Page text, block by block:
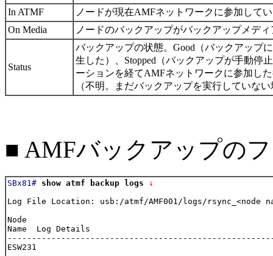
In ATMF
ノードが現在AMFネットワークに参加して
On Media
ノードのバックアップがバックアップメデ
Status
バックアップの状態。Good（バックアップ
生した）、Stopped（バックアップが手動停
ーションを経てAMFネットワークに参加し
（不明。まだバックアップを実行していな
■ AMFバックアップの
SBx81# show atmf backup logs ↓
Log File Location: usb:/atmf/AMF001/logs/rsync_<node
Node
Name  Log Details
ESW231